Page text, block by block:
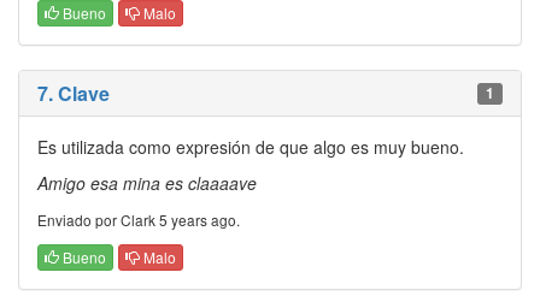
Bueno
Malo
7. Clave 1
Es utilizada como expresión de que algo es muy bueno.
Amigo esa mina es claaaave
Enviado por Clark 5 years ago.
Bueno
Malo